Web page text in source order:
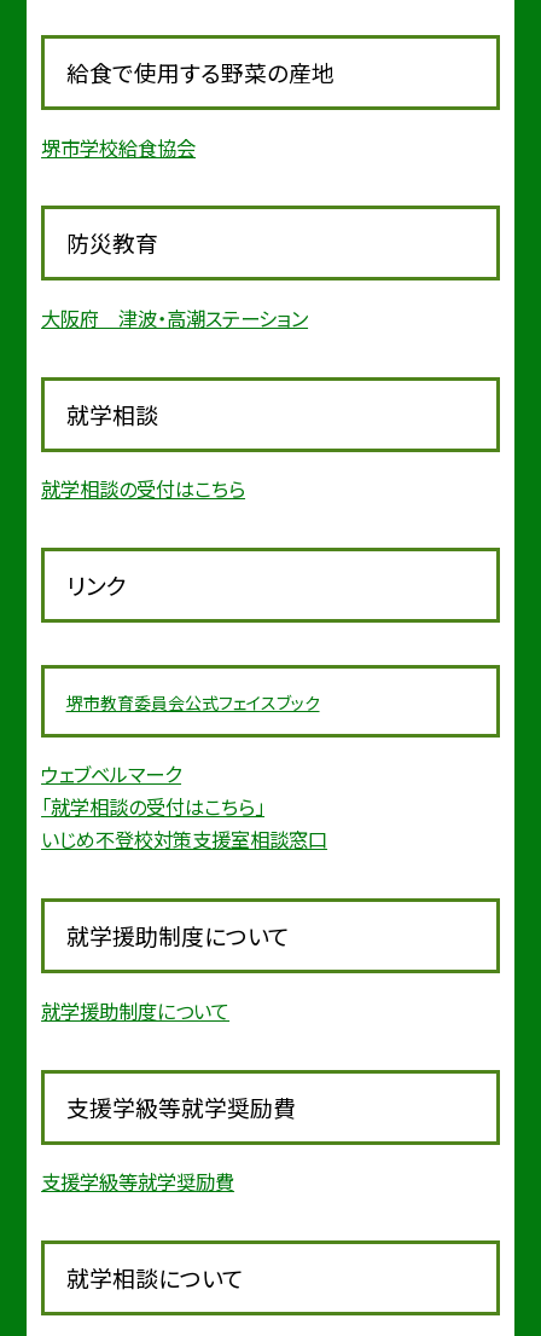
給食で使用する野菜の産地
堺市学校給食協会
防災教育
大阪府 津波・高潮ステーション
就学相談
就学相談の受付はこちら
リンク
堺市教育委員会公式フェイスブック
ウェブベルマーク
「就学相談の受付はこちら」
いじめ不登校対策支援室相談窓口
就学援助制度について
就学援助制度について
支援学級等就学奨励費
支援学級等就学奨励費
就学相談について